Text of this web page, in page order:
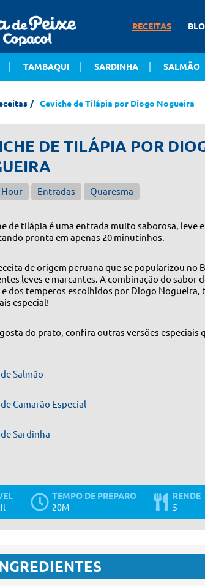
RECEITAS
TAMBAQUI SARDINHA SALMÃO
Ceviche de Tilápia por Diogo Nogueira
DE TILÁPIA POR
Hour Entradas Quaresma
de tilápia é uma entrada muito saborosa, leve
pronta em apenas 20 minutinhos.
de origem peruana que se popularizou no
leves e marcantes. A combinação do sabor
e dos temperos escolhidos por Diogo Nogueira,
especial!
do prato, confira outras versões especiais
Salmão
Camarão Especial
Sardinha
TEMPO DE PREPARO
20M
RENDE
5